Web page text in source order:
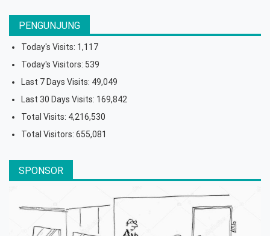
PENGUNJUNG
Today's Visits: 1,117
Today's Visitors: 539
Last 7 Days Visits: 49,049
Last 30 Days Visits: 169,842
Total Visits: 4,216,530
Total Visitors: 655,081
SPONSOR